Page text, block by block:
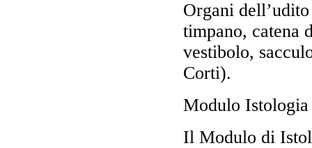
Organi
timpano, catena
vestibolo,
Corti).
Modulo Istologia
Il Modulo di